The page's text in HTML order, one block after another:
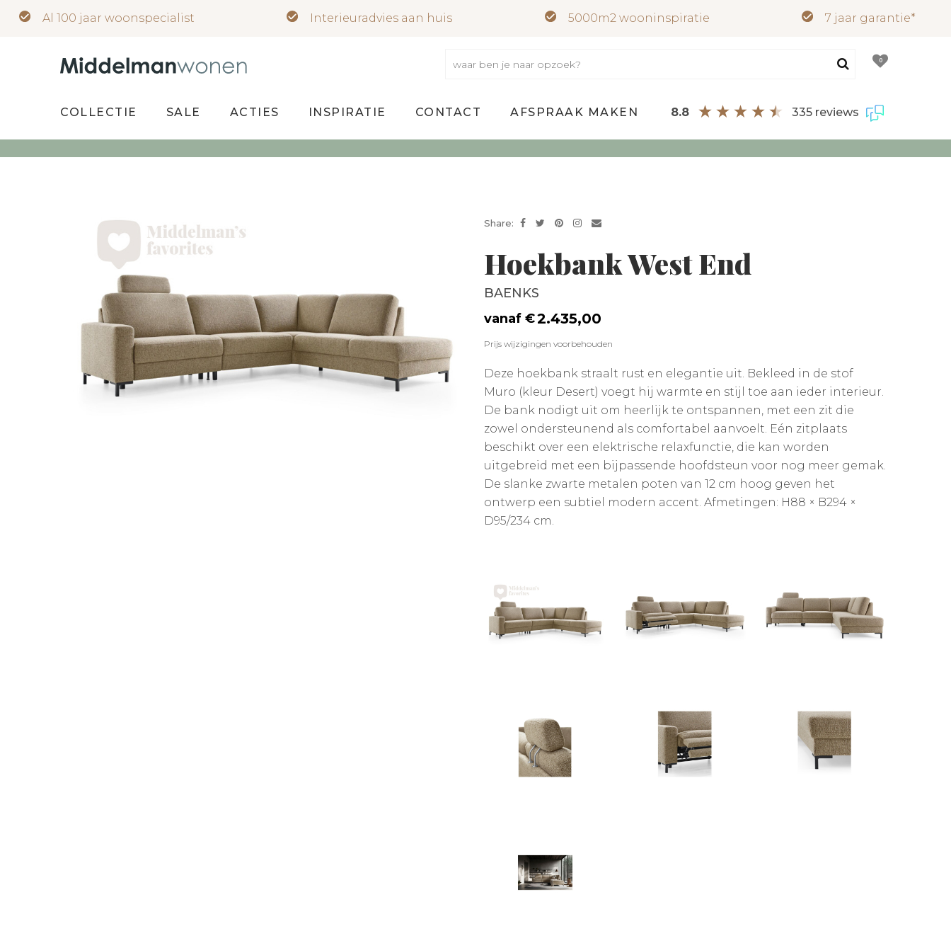
Al 100 jaar woonspecialist Interieuradvies aan huis 5000m2 wooninspiratie 7 jaar garantie*
COLLECTIE SALE ACTIES INSPIRATIE CONTACT AFSPRAAK MAKEN
0
8.8 335 reviews
Share:
Hoekbank West End
BAENKS
2.435,00
Prijs wijzigingen voorbehouden
Deze hoekbank straalt rust en elegantie uit. Bekleed in de stof
Muro (kleur Desert) voegt hij warmte en stijl toe aan ieder interieur.
De bank nodigt uit om heerlijk te ontspannen, met een zit die
zowel ondersteunend als comfortabel aanvoelt. Eén zitplaats
beschikt over een elektrische relaxfunctie, die kan worden
uitgebreid met een bijpassende hoofdsteun voor nog meer gemak.
De slanke zwarte metalen poten van 12 cm hoog geven het
ontwerp een subtiel modern accent. Afmetingen: H88 × B294 ×
D95/234 cm.